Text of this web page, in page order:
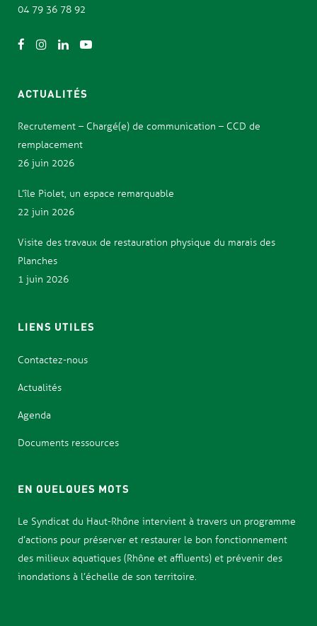
04 79 36 78 92
ACTUALITÉS
Recrutement – Chargé(e) de communication – CCD de
remplacement
26 juin 2026
L’île Piolet, un espace remarquable
22 juin 2026
Visite des travaux de restauration physique du marais des
Planches
1 juin 2026
LIENS UTILES
Contactez-nous
Actualités
Agenda
Documents ressources
EN QUELQUES MOTS
Le Syndicat du Haut-Rhône intervient à travers un programme
d’actions pour préserver et restaurer le bon fonctionnement
des milieux aquatiques (Rhône et affluents) et prévenir des
inondations à l’échelle de son territoire.